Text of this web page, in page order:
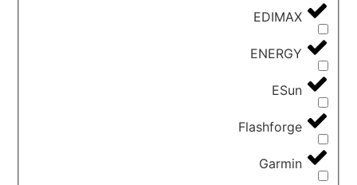
EDIMAX
ENERGY
ESun
Flashforge
Garmin